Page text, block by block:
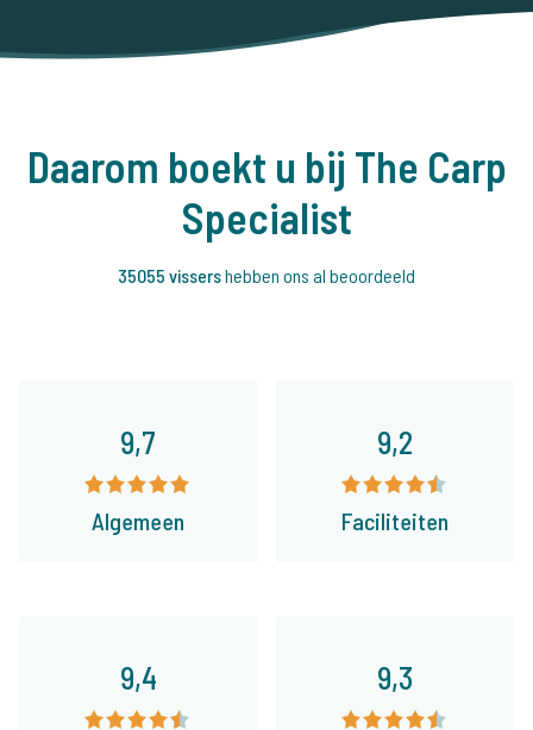
Daarom boekt u bij The Carp
Specialist
35055 vissershebben ons al beoordeeld
9,7
Algemeen
9,2
Faciliteiten
9,4 9,3